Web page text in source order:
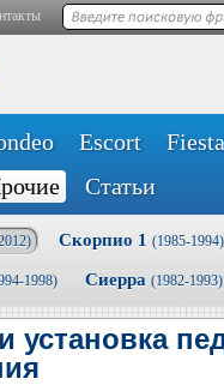
Escort Fiesta
Статьи
Скорпио 1 (1985-1994)
1998) Сиерра (1982-1993)
установка